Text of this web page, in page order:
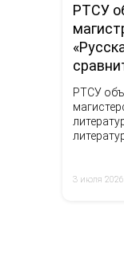
РТСУ
РТСУ
3 июля 2026